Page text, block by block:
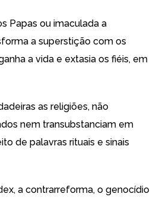
Papas ou imaculada a
a superstição com os
a vida e extasia os fiéis, em
as religiões, não
nem transubstanciam em
de palavras rituais e sinais
a contrarreforma, o genocídio